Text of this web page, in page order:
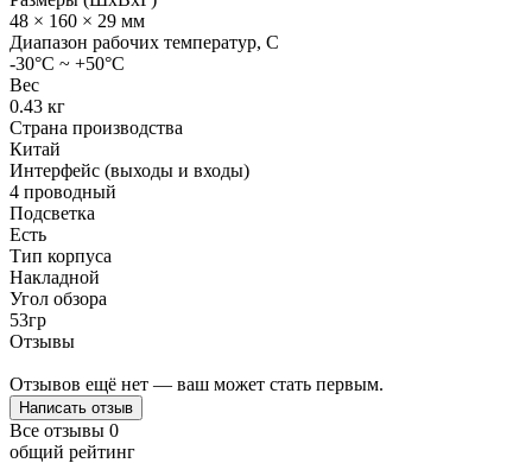
48 × 160 × 29 мм
Диапазон рабочих температур, C
-30°С ~ +50°С
Вес
0.43 кг
Страна производства
Китай
Интерфейс (выходы и входы)
4 проводный
Подсветка
Есть
Тип корпуса
Накладной
Угол обзора
53гр
Отзывы
Отзывов ещё нет — ваш может стать первым.
Написать отзыв
Все отзывы 0
общий рейтинг